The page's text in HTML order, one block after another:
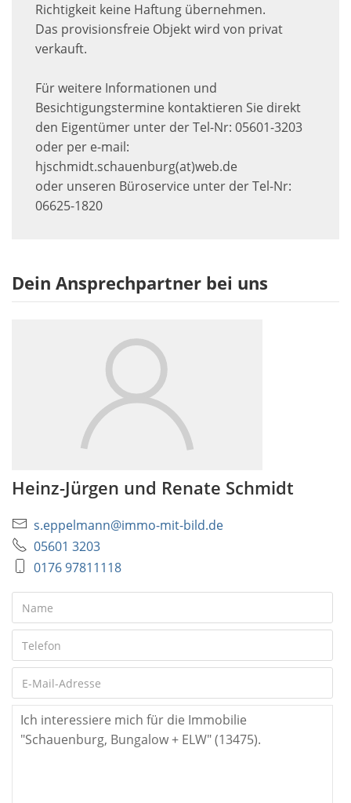
Richtigkeit keine Haftung übernehmen.
Das provisionsfreie Objekt wird von privat
verkauft.
Für weitere Informationen und
Besichtigungstermine kontaktieren Sie direkt
den Eigentümer unter der Tel-Nr: 05601-3203
oder per e-mail:
hjschmidt.schauenburg(at)web.de
oder unseren Büroservice unter der Tel-Nr:
06625-1820
Dein Ansprechpartner bei uns
Heinz-Jürgen und Renate Schmidt
s.eppelmann@immo-mit-bild.de
05601 3203
0176 97811118